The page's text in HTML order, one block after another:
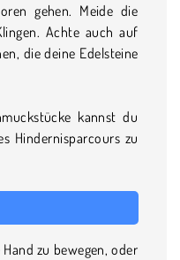
gehen. Meide die
Achte auch auf
die deine Edelsteine
kannst du
Hindernisparcours zu
zu bewegen, oder